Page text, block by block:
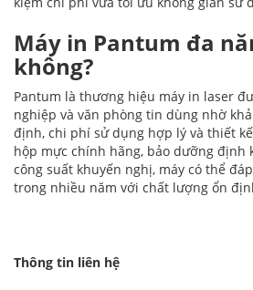
Máy in Pantum đa
không?
Pantum là thương hiệu máy in laser
nghiệp và văn phòng tin dùng nhờ
định, chi phí sử dụng hợp lý và thiết
hộp mực chính hãng, bảo dưỡng định
công suất khuyến nghị, máy có thể
trong nhiều năm với chất lượng ổn
Thông tin liên hệ